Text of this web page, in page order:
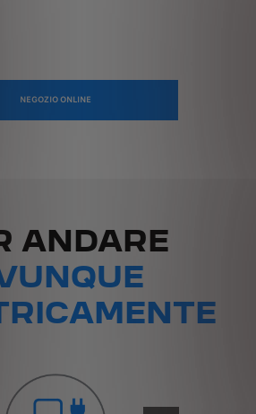
NEGOZIO ONLINE
ANDARE